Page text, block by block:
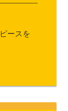
ースを